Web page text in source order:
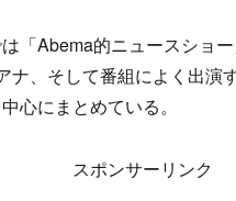
「Abema的ニュースショ
ナ、そして番組によく出演
心にまとめている。
スポンサーリンク